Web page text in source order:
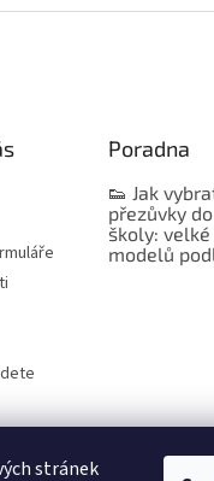
stránek
Poradna
👟 Jak
přezůvky
školy:
modelů